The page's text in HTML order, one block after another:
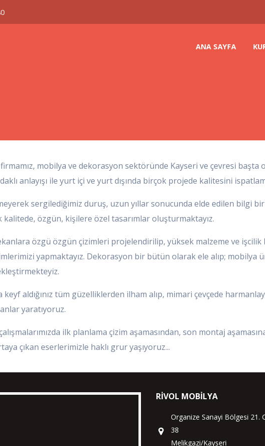
ANA SAYFA
mobilya ve dekorasyon sektöründe Kayseri ve çevresi
anlayışı ile yurt içi ve yurt dışında birçok projede kalitesini
sergilediğimiz duruş, uzun yıllar sonucunda elde edilen bilgi
özgün, kişilere özel tasarımlar oluşturmaktayız.
özgü özgün çizimleri projelendirilip, yüksek malzeme ve
yapmaktayız. Dekorasyon bir bütün olarak ele alıp; mobilya
aldığınız tüm güzelliklerden ilham alıp, mimari çevçede
yaratıyoruz.
ilk planlama çizim aşamasından, son montaj
çıkan eserlerimizle haklı grur yaşıyoruz...
RIVOL MOBILYA
Organize Sanayi Bölgesi 21.
38
Melikgazi/Kayseri